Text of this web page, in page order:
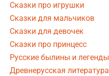
Сказки про игрушки
Сказки для мальчиков
Сказки для девочек
Сказки про принцесс
Русские былины и легенды
Древнерусская литература